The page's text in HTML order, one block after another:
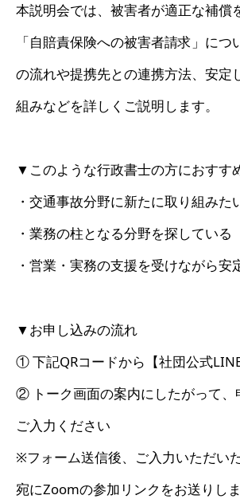
本説明会では、被害者が適正な補償
「自賠責保険への被害者請求」につ
の流れや提携先との連携方法、安定
組みなどを詳しくご説明します。
▼このような行政書士の方におすす
・交通事故分野に新たに取り組みた
・業務の柱となる分野を探している
・営業・実務の支援を受けながら安
▼お申し込みの流れ
① 下記QRコードから【社団公式
② トーク画面の案内にしたがって、
ご入力ください
※フォーム送信後、ご入力いただい
宛にZoomの参加リンクをお送りしま